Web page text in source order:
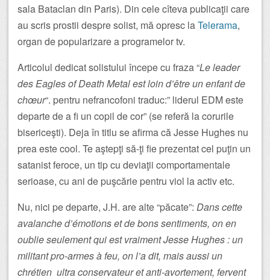
sala Bataclan din Paris). Din cele cîteva publicaţii care
au scris prostii despre solist, mă opresc laTelerama,
organ de popularizare a programelor tv.
Articolul dedicat solistului începe cu fraza “Le leader
des Eagles of Death Metal est loin d’être un enfant de
chœur“. pentru nefrancofoni traduc:” liderul EDM este
departe de a fi un copil de cor” (se referă la corurile
bisericeşti). Deja în titlu se afirma că Jesse Hughes nu
prea este cool. Te aştepţi să-ţi fie prezentat cel puţin un
satanist feroce, un tip cu deviaţii comportamentale
serioase, cu ani de puşcărie pentru viol la activ etc.
Nu, nici pe departe, J.H. are alte “păcate”: Dans cette
avalanche d’émotions et de bons sentiments, on en
oublie seulement qui est vraiment Jesse Hughes : un
militant pro-armes à feu, on l’a dit, mais aussi un
chrétien ultra conservateur et anti-avortement, fervent